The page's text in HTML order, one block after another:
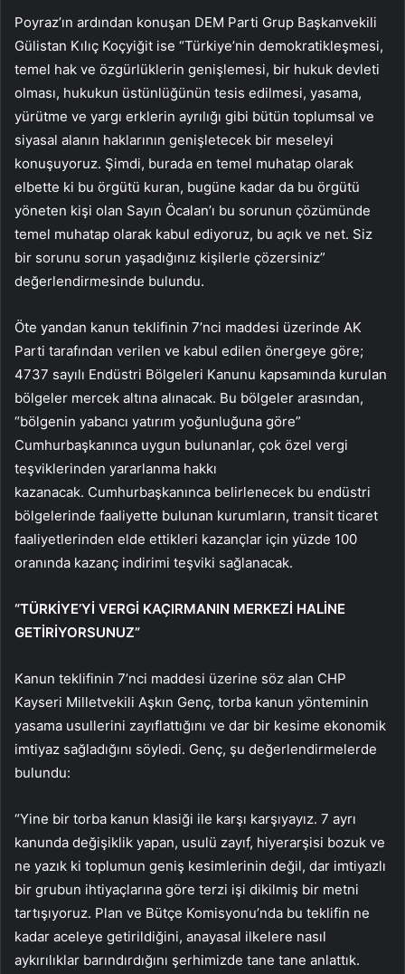
Poyraz’ın ardından konuşan DEM Parti Grup Başkanvekili
Gülistan Kılıç Koçyiğit ise “Türkiye’nin demokratikleşmesi,
temel hak ve özgürlüklerin genişlemesi, bir hukuk devleti
olması, hukukun üstünlüğünün tesis edilmesi, yasama,
yürütme ve yargı erklerin ayrılığı gibi bütün toplumsal ve
siyasal alanın haklarının genişletecek bir meseleyi
konuşuyoruz. Şimdi, burada en temel muhatap olarak
elbette ki bu örgütü kuran, bugüne kadar da bu örgütü
yöneten kişi olan Sayın Öcalan’ı bu sorunun çözümünde
temel muhatap olarak kabul ediyoruz, bu açık ve net. Siz
bir sorunu sorun yaşadığınız kişilerle çözersiniz”
değerlendirmesinde bulundu.
Öte yandan kanun teklifinin 7’nci maddesi üzerinde AK
Parti tarafından verilen ve kabul edilen önergeye göre;
4737 sayılı Endüstri Bölgeleri Kanunu kapsamında kurulan
bölgeler mercek altına alınacak. Bu bölgeler arasından,
“bölgenin yabancı yatırım yoğunluğuna göre”
Cumhurbaşkanınca uygun bulunanlar, çok özel vergi
teşviklerinden yararlanma hakkı
kazanacak. Cumhurbaşkanınca belirlenecek bu endüstri
bölgelerinde faaliyette bulunan kurumların, transit ticaret
faaliyetlerinden elde ettikleri kazançlar için yüzde 100
oranında kazanç indirimi teşviki sağlanacak.
“TÜRKİYE’Yİ VERGİ KAÇIRMANIN MERKEZİ HALİNE
GETİRİYORSUNUZ”
Kanun teklifinin 7’nci maddesi üzerine söz alan CHP
Kayseri Milletvekili Aşkın Genç, torba kanun yönteminin
yasama usullerini zayıflattığını ve dar bir kesime ekonomik
imtiyaz sağladığını söyledi. Genç, şu değerlendirmelerde
bulundu:
“Yine bir torba kanun klasiği ile karşı karşıyayız. 7 ayrı
kanunda değişiklik yapan, usulü zayıf, hiyerarşisi bozuk ve
ne yazık ki toplumun geniş kesimlerinin değil, dar imtiyazlı
bir grubun ihtiyaçlarına göre terzi işi dikilmiş bir metni
tartışıyoruz. Plan ve Bütçe Komisyonu’nda bu teklifin ne
kadar aceleye getirildiğini, anayasal ilkelere nasıl
aykırılıklar barındırdığını şerhimizde tane tane anlattık.